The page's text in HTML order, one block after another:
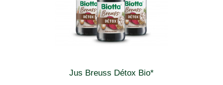
Jus Breuss Détox Bio*